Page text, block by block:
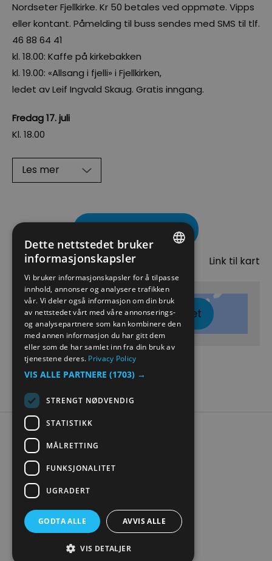
Nordseter Fjellkirke. Kr 50 betales ved oppmøte. Vipps
eller kontant. Påmelding til buss sendes med SMS til tlf.
46 88 64 41
kl. 18.00: Kaffe på kirkebakken
kl. 19.00: «Allsang i fjelli» i Fjellkirken,
ledet av Leif Ingvald Skaug. Gratis inngang.
Fredag 17. juli
Kl. 18.00
Les mer
Kart Link til kart
Klikk her for å vise kartet
Tilgjengelighetserklæring
Personvern
Kontakt oss
Nettstedskart
© Visit Mjøsa 2026. Copyright
NORWEGIAN
GERMAN
Dette nettstedet bruker
informasjonskapsler
Vi bruker informasjonskapsler for å tilpasse
innhold, annonser og analysere trafikken
vår. Vi deler også informasjon om din bruk
av nettstedet vårt med våre annonserings-
og analysepartnere som kan kombinere den
med annen informasjon du har gitt dem
eller som de har samlet inn fra din bruk av
tjenestene deres. Privacy Policy
VIS ALLE PARTNERE (1703) →
STRENGT NØDVENDIG
STATISTIKK
MÅLRETTING
FUNKSJONALITET
UGRADERT
GODTA ALLE AVVIS ALLE
VIS DETALJER